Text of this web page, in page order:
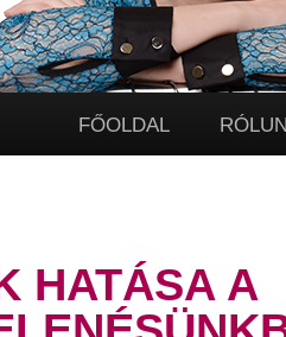
FŐOLDAL
HATÁSA A